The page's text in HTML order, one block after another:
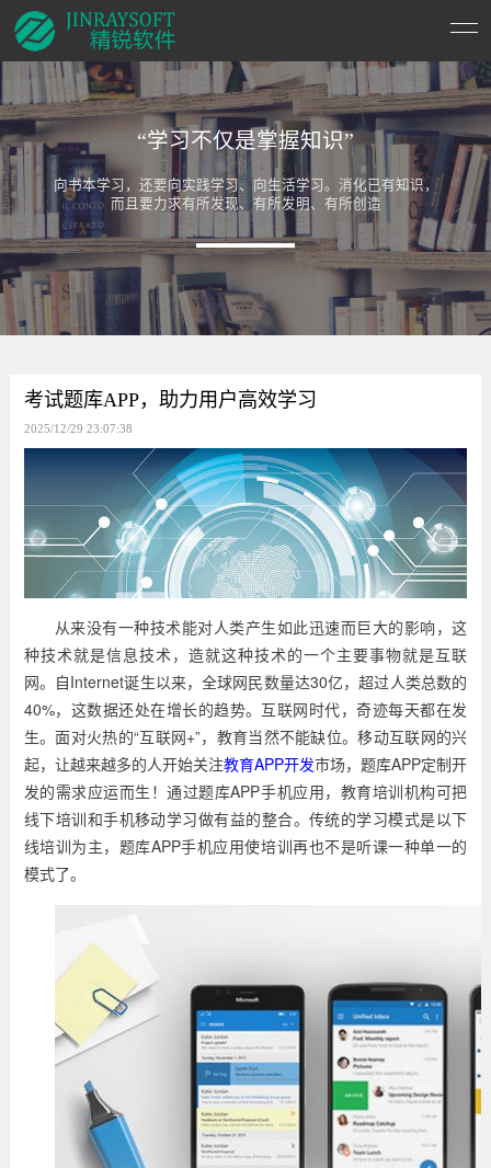
“学习不仅是掌握知识”
向书本学习，还要向实践学习、向生活学习。消化已有知识，
而且要力求有所发现、有所发明、有所创造
考试题库APP，助力用户高效学习
2025/12/29 23:07:38
从来没有一种技术能对人类产生如此迅速而巨大的影响，这
种技术就是信息技术，造就这种技术的一个主要事物就是互联
网。自Internet诞生以来，全球网民数量达30亿，超过人类总数的
40%，这数据还处在增长的趋势。互联网时代，奇迹每天都在发
生。面对火热的“互联网+”，教育当然不能缺位。移动互联网的兴
起，让越来越多的人开始关注教育APP开发市场，题库APP定制开
发的需求应运而生！通过题库APP手机应用，教育培训机构可把
线下培训和手机移动学习做有益的整合。传统的学习模式是以下
线培训为主，题库APP手机应用使培训再也不是听课一种单一的
模式了。